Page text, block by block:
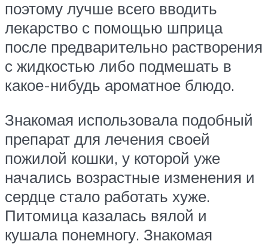
поэтому лучше всего вводить
лекарство с помощью шприца
после предварительно растворения
с жидкостью либо подмешать в
какое-нибудь ароматное блюдо.
Знакомая использовала подобный
препарат для лечения своей
пожилой кошки, у которой уже
начались возрастные изменения и
сердце стало работать хуже.
Питомица казалась вялой и
кушала понемногу. Знакомая